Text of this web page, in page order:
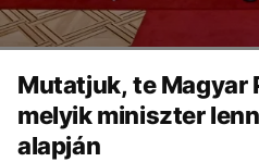
Mutatjuk, te Magyar
melyik miniszter
alapján